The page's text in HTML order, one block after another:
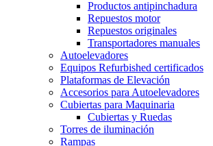
Productos antipinchadura
Repuestos motor
Repuestos originales
Transportadores manuales
Autoelevadores
Equipos Refurbished certificados
Plataformas de Elevación
Accesorios para Autoelevadores
Cubiertas para Maquinaria
Cubiertas y Ruedas
Torres de iluminación
Rampas